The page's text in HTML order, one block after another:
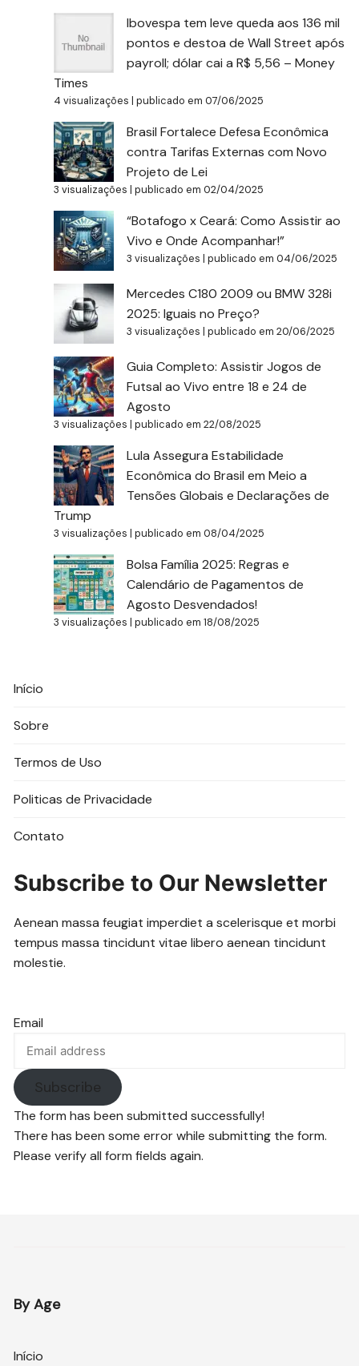
Ibovespa tem leve queda aos 136 mil
pontos e destoa de Wall Street após
payroll; dólar cai a R$ 5,56 – Money
Times
4 visualizações |publicado em 07/06/2025
Brasil Fortalece Defesa Econômica
contra Tarifas Externas com Novo
Projeto de Lei
3 visualizações |publicado em 02/04/2025
“Botafogo x Ceará: Como Assistir ao
Vivo e Onde Acompanhar!”
3 visualizações |publicado em 04/06/2025
Mercedes C180 2009 ou BMW 328i
2025: Iguais no Preço?
3 visualizações |publicado em 20/06/2025
Guia Completo: Assistir Jogos de
Futsal ao Vivo entre 18 e 24 de
Agosto
3 visualizações |publicado em 22/08/2025
Lula Assegura Estabilidade
Econômica do Brasil em Meio a
Tensões Globais e Declarações de
Trump
3 visualizações |publicado em 08/04/2025
Bolsa Família 2025: Regras e
Calendário de Pagamentos de
Agosto Desvendados!
3 visualizações |publicado em 18/08/2025
Início
Sobre
Termos de Uso
Politicas de Privacidade
Contato
Subscribe to Our Newsletter
Aenean massa feugiat imperdiet a scelerisque et morbi
tempus massa tincidunt vitae libero aenean tincidunt
molestie.
Email
Subscribe
The form has been submitted successfully!
There has been some error while submitting the form.
Please verify all form fields again.
By Age
Início